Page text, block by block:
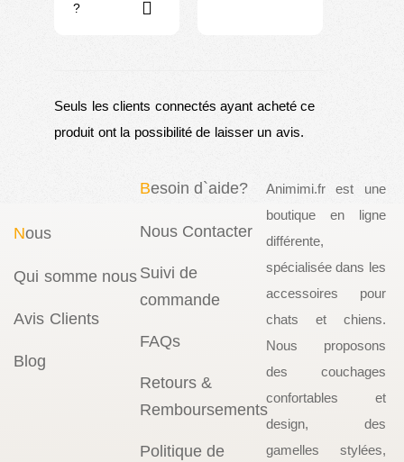
?
Seuls les clients connectés ayant acheté ce
produit ont la possibilité de laisser un avis.
Nous
Qui somme nous
Avis Clients
Blog
Besoin d`aide?
Nous Contacter
Suivi de
commande
FAQs
Retours &
Remboursements
Politique de
Animimi.fr est une
boutique en ligne
différente,
spécialisée dans les
accessoires pour
chats et chiens.
Nous proposons
des couchages
confortables et
design, des
gamelles stylées,